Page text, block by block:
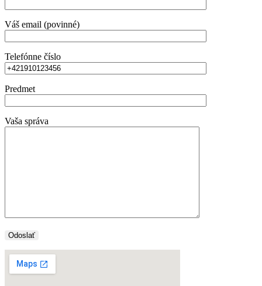
Váš email (povinné)
Telefónne číslo
Predmet
Vaša správa